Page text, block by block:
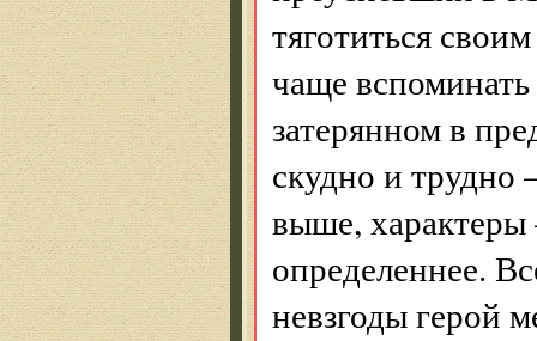
тяготиться
чаще
затерянном в
скудно и
выше,
определеннее.
невзгоды герой